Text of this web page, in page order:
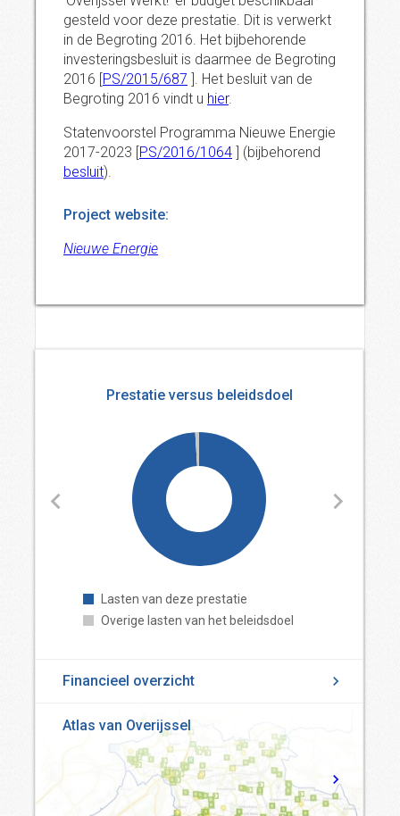
gesteld voor deze prestatie. Dit is verwerkt
in de Begroting 2016. Het bijbehorende
investeringsbesluit is daarmee de Begroting
2016 [PS/2015/687 ]. Het besluit van de
Begroting 2016 vindt u hier.
Statenvoorstel Programma Nieuwe Energie
2017-2023 [PS/2016/1064 ] (bijbehorend
besluit).
Project website:
Nieuwe Energie
Prestatie versus beleidsdoel
Lasten van deze prestatie
Overige lasten van het beleidsdoel
Financieel overzicht
Atlas van Overijssel